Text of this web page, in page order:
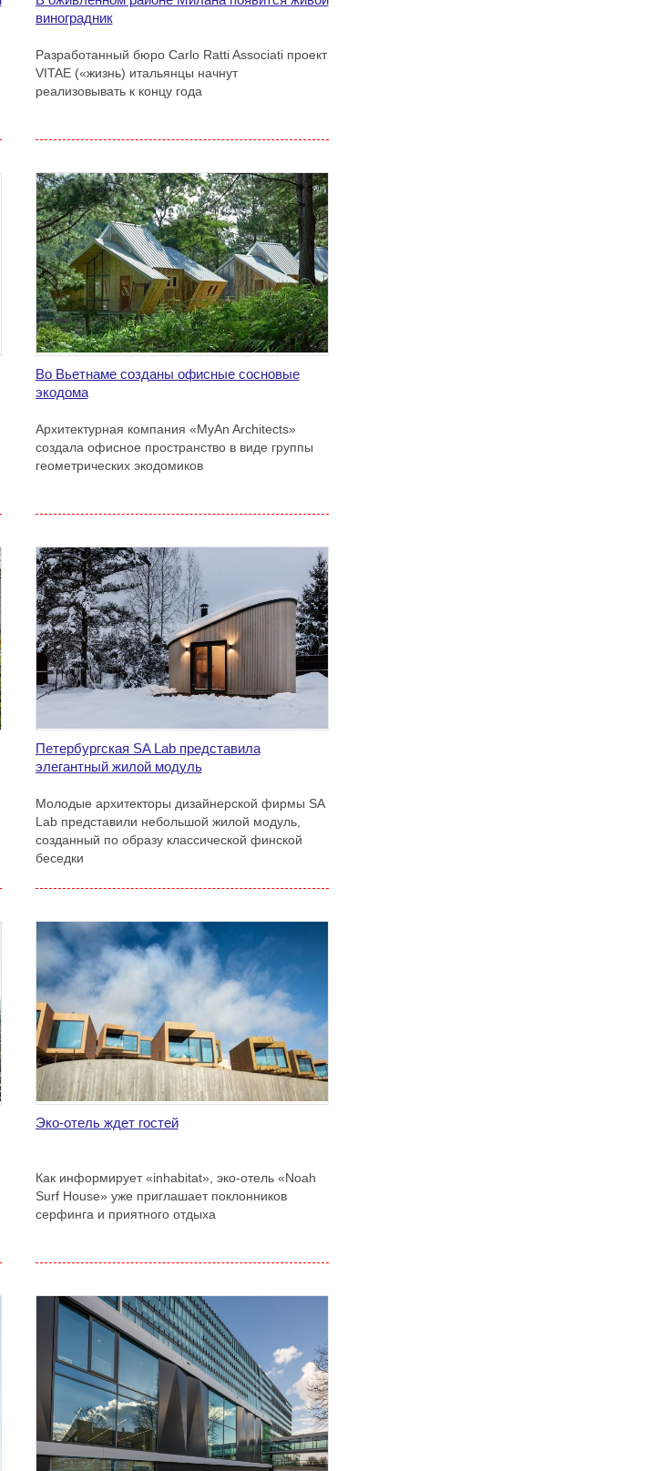
виноградник
Разработанный бюро Carlo Ratti Associati проект
VITAE («жизнь) итальянцы начнут
реализовывать к концу года
Во Вьетнаме созданы офисные сосновые
экодома
Архитектурная компания «MyAn Architects»
создала офисное пространство в виде группы
геометрических экодомиков
Петербургская SA Lab представила
элегантный жилой модуль
Молодые архитекторы дизайнерской фирмы SA
Lab представили небольшой жилой модуль,
созданный по образу классической финской
беседки
Эко-отель ждет гостей
Как информирует «inhabitat», эко-отель «Noah
Surf House» уже приглашает поклонников
серфинга и приятного отдыха